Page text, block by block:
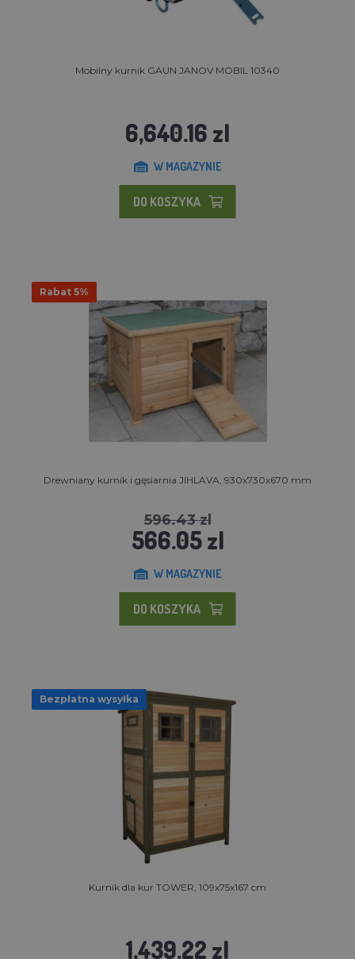
Mobilny kurnik GAUN JANOV MOBIL 10340
6,640.16 zl
W MAGAZYNIE
DO KOSZYKA
Rabat 5%
Drewniany kurnik i gęsiarnia JIHLAVA, 930x730x670 mm
596.43 zl
566.05 zl
W MAGAZYNIE
DO KOSZYKA
Bezpłatna wysyłka
Kurnik dla kur TOWER, 109x75x167 cm
1,439.22 zl